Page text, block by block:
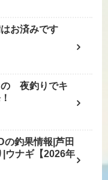
お済みです
の 夜釣りでキ
の釣果情報|芦田
|ウナギ【2026年